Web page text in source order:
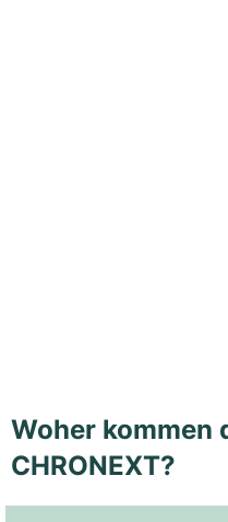
Woher kommen
CHRONEXT?